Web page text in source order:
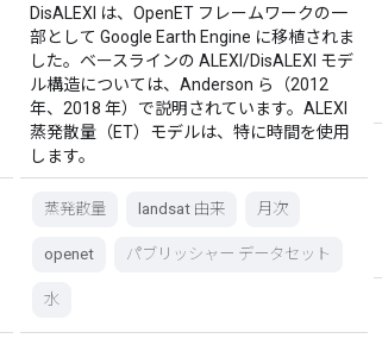
DisALEXI は、OpenET フレームワークの一
部として Google Earth Engine に移植されま
した。ベースラインの ALEXI/DisALEXI モデ
ル構造については、Anderson ら（2012
年、2018 年）で説明されています。ALEXI
蒸発散量（ET）モデルは、特に時間を使用
します。
蒸発散量 landsat 由来 月次
openet パブリッシャー データセット
水